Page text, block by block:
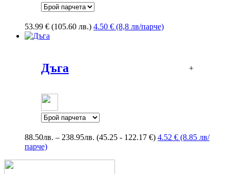
53.99 € (105.60 лв.) 4.50 € (8,8 лв/парче)
Дъга +
88.50лв. – 238.95лв. Price
(45.25 - 122.17 €) 4.52 € (8.85 лв/
парче)